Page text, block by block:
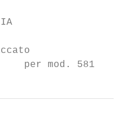
per mod. 581